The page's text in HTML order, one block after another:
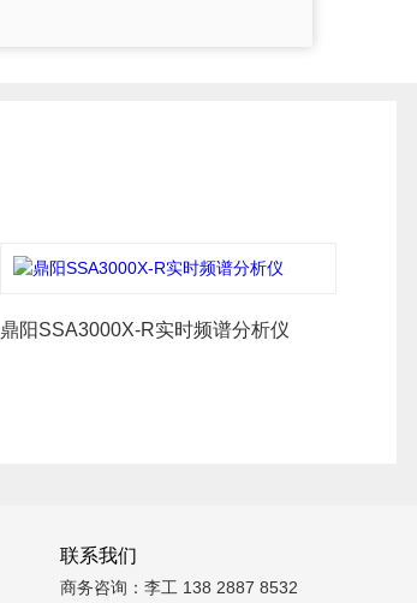
鼎阳SSA3000X-R实时频谱分析仪
联系我们
商务咨询：李工 138 2887 8532